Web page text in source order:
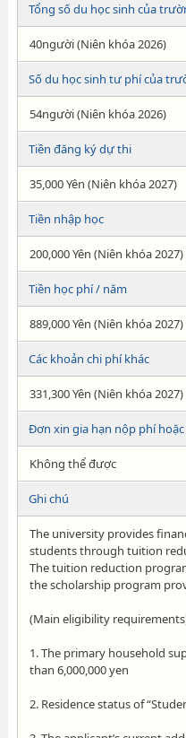
Tổng số du học sinh của
40người (Niên khóa 2026)
Số du học sinh tư phí của
54người (Niên khóa 2026)
Tiền đăng ký dự thi
35,000 Yên (Niên khóa 2027)
Tiền nhập học
200,000 Yên (Niên khóa 2027)
Tiền học phí / năm
889,000 Yên (Niên khóa 2027)
Các khoản chi phí khác
331,300 Yên (Niên khóa 2027)
Đơn xin gia hạn nộp phí
Không thể được
Ghi chú
The university provides
students through tuition
The tuition reduction
the scholarship program
(Main eligibility
1. The primary household
than 6,000,000 yen
2. Residence status of